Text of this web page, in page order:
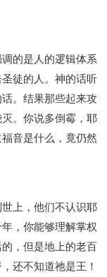
的是人的逻辑体系
徒的人。神的话听
。结果那些起来攻
。你说多倒霉，耶
音是什么，竟仍然
上，他们不认识耶
，你能够理解掌权
，但是地上的老百
还不知道祂是王！